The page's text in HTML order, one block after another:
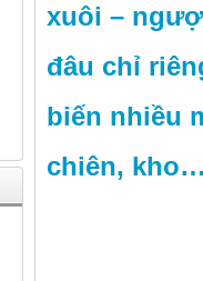
xuôi –
đâu chỉ
biến nhiều
chiên,